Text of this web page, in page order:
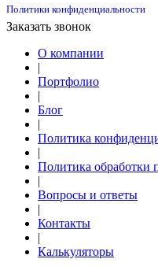
Политики конфиденциальности
Заказать звонок
О компании
|
Портфолио
|
Блог
|
Политика
|
Политика обработки
|
Вопросы и ответы
|
Контакты
|
Калькуляторы